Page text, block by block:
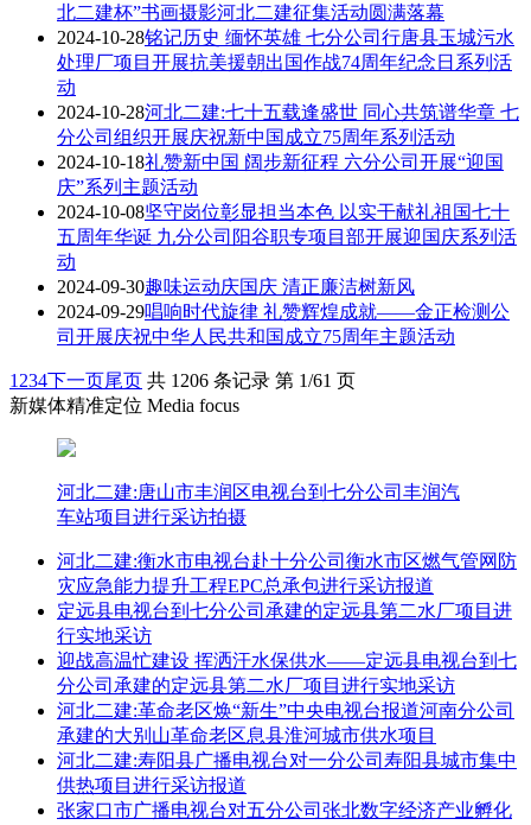
北二建杯”书画摄影河北二建征集活动圆满落幕
2024-10-28铭记历史 缅怀英雄 七分公司行唐县玉城污水
处理厂项目开展抗美援朝出国作战74周年纪念日系列活
动
2024-10-28河北二建:七十五载逢盛世 同心共筑谱华章 七
分公司组织开展庆祝新中国成立75周年系列活动
2024-10-18礼赞新中国 阔步新征程 六分公司开展“迎国
庆”系列主题活动
2024-10-08坚守岗位彰显担当本色 以实干献礼祖国七十
五周年华诞 九分公司阳谷职专项目部开展迎国庆系列活
动
2024-09-30趣味运动庆国庆 清正廉洁树新风
2024-09-29唱响时代旋律 礼赞辉煌成就——金正检测公
司开展庆祝中华人民共和国成立75周年主题活动
1 234下一页尾页 共 1206 条记录 第 1/61 页
新媒体精准定位 Media focus
河北二建:唐山市丰润区电视台到七分公司丰润汽
车站项目进行采访拍摄
河北二建:衡水市电视台赴十分公司衡水市区燃气管网防
灾应急能力提升工程EPC总承包进行采访报道
定远县电视台到七分公司承建的定远县第二水厂项目进
行实地采访
迎战高温忙建设 挥洒汗水保供水——定远县电视台到七
分公司承建的定远县第二水厂项目进行实地采访
河北二建:革命老区焕“新生”中央电视台报道河南分公司
承建的大别山革命老区息县淮河城市供水项目
河北二建:寿阳县广播电视台对一分公司寿阳县城市集中
供热项目进行采访报道
张家口市广播电视台对五分公司张北数字经济产业孵化